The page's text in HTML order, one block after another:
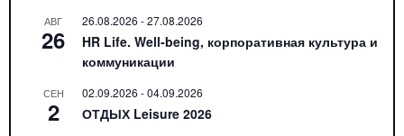
АВГ
26
26.08.2026 -27.08.2026
HR Life. Well-being, корпоративная культура и
коммуникации
СЕН
2
02.09.2026 -04.09.2026
ОТДЫХ Leisure 2026